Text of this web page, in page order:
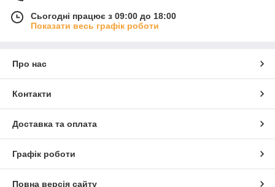
Сьогодні працює з 09:00 до 18:00
Показати весь графік роботи
Про нас
Контакти
Доставка та оплата
Графік роботи
Повна версія сайту